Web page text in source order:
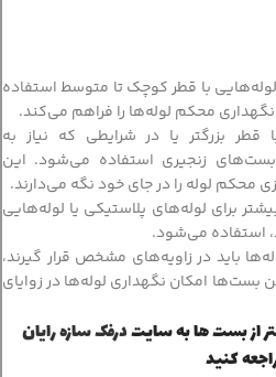
با قطر کوچک تا متوسط استفاده
قطر بزرگتر یا در شرایطی که نیاز به
بست‌های زنجیری استفاده می‌شود. این
محکم لوله را در جای خود نگه می‌دارند.
برای لوله‌های پلاستیکی یا لوله‌هایی
استفاده می‌شود.
باید در زاویه‌های مشخص قرار گیرند،
بست‌ها امکان نگهداری لوله‌ها در زوایای
از بست ها به سایتدرفک سازه رایان
کنید